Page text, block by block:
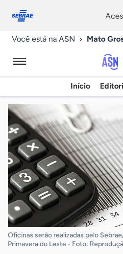
conosco
Você está na ASN Mato
Início
Oficinas serão realizadas pelo
Primavera do Leste - Foto: